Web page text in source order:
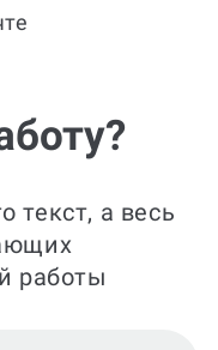
текст, а весь
работы